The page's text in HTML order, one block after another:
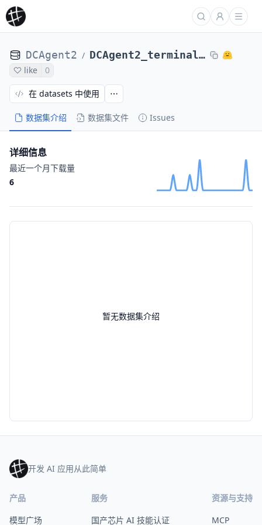
DCAgent2 / DCAgent2_terminal_bench_2_DCAgent_r2egymGPT5CodexPassed-nl2bash-bugsseq_Qwen3-88d33fcf5
like 0
数据集介绍 数据集文件 Issues
在 datasets 中使用
暂无数据集介绍
详细信息
最近一个月下载量
6
开发 AI 应用从此简单
产品
模型广场
服务
国产芯片 AI 技能认证
资源与支持
MCP